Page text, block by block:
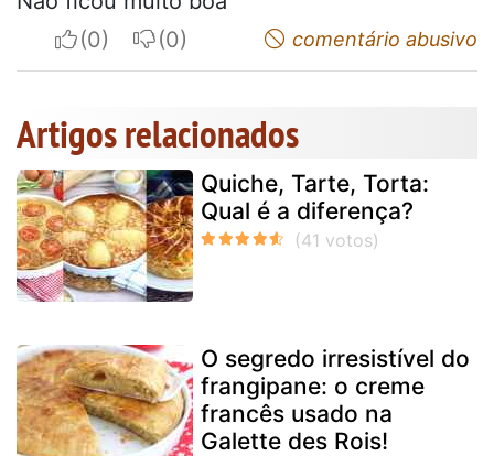
I apreciateI do not appreciatecomentário abusivo
Artigos relacionados
Quiche, Tarte, Torta:
Qual é a diferença?
O segredo irresistível do
frangipane: o creme
francês usado na
Galette des Rois!